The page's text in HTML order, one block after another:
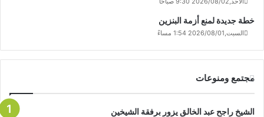
خطة جديدة لمنع أزمة البنزين
السبت,2026/08/01 1:54 مساءً
مجتمع ومنوعات
الشيخ راجح عبد الخالق يزور برفقة الشيخين